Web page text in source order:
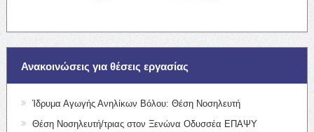
Ανακοινώσεις για θέσεις εργασίας
Ίδρυμα Αγωγής Ανηλίκων Βόλου: Θέση Νοσηλευτή
Θέση Νοσηλευτή/τριας στον Ξενώνα Οδυσσέα ΕΠΑΨΥ